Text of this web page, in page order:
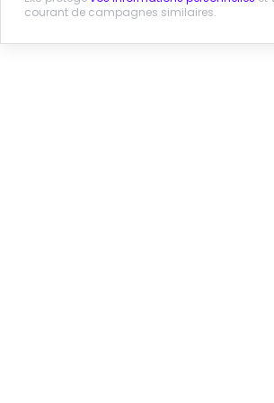
En pleine sécheresse, le Canada
Nestlé critiqué
courant de campagnes similaires.